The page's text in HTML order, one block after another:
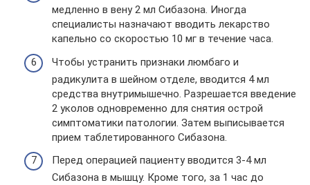
медленно в вену 2 мл Сибазона. Иногда
специалисты назначают вводить лекарство
капельно со скоростью 10 мг в течение часа.
Чтобы устранить признаки люмбаго и
радикулита в шейном отделе, вводится 4 мл
средства внутримышечно. Разрешается введение
2 уколов одновременно для снятия острой
симптоматики патологии. Затем выписывается
прием таблетированного Сибазона.
Перед операцией пациенту вводится 3-4 мл
Сибазона в мышцу. Кроме того, за 1 час до